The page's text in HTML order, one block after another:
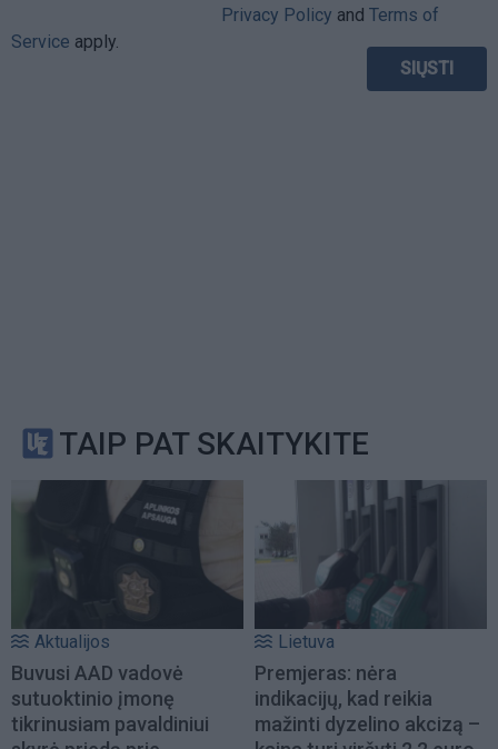
Privacy Policy and Terms of
Service apply.
TAIP PAT SKAITYKITE
Aktualijos
Buvusi AAD vadovė
sutuoktinio įmonę
tikrinusiam pavaldiniui
Lietuva
Premjeras: nėra
indikacijų, kad reikia
mažinti dyzelino akcizą –